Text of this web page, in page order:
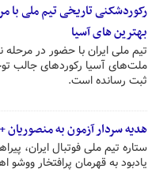
رکوردشکنی تاریخی تیم ملی با
بهترین های آسیا
تیم ملی ایران با حضور در مرحله
ملت‌های آسیا رکوردهای جالب
ثبت رسانده است.
هدیه سردار آزمون به
ستاره تیم ملی فوتبال ایران،
یادبود به قهرمان پرافتخار ووشو